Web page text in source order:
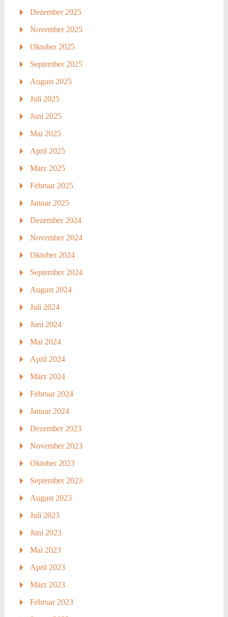
Dezember 2025
November 2025
Oktober 2025
September 2025
August 2025
Juli 2025
Juni 2025
Mai 2025
April 2025
März 2025
Februar 2025
Januar 2025
Dezember 2024
November 2024
Oktober 2024
September 2024
August 2024
Juli 2024
Juni 2024
Mai 2024
April 2024
März 2024
Februar 2024
Januar 2024
Dezember 2023
November 2023
Oktober 2023
September 2023
August 2023
Juli 2023
Juni 2023
Mai 2023
April 2023
März 2023
Februar 2023